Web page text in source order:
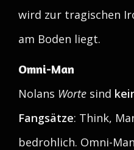
wird zur tragischen
am Boden liegt.
Omni-Man
Nolans Worte sind
Fangsätze: Think,
bedrohlich. Omni-